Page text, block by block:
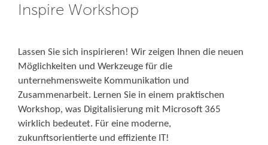
Inspire Workshop
Lassen Sie sich inspirieren! Wir zeigen Ihnen die neuen
Möglichkeiten und Werkzeuge für die
unternehmensweite Kommunikation und
Zusammenarbeit. Lernen Sie in einem praktischen
Workshop, was Digitalisierung mit Microsoft 365
wirklich bedeutet. Für eine moderne,
zukunftsorientierte und effiziente IT!